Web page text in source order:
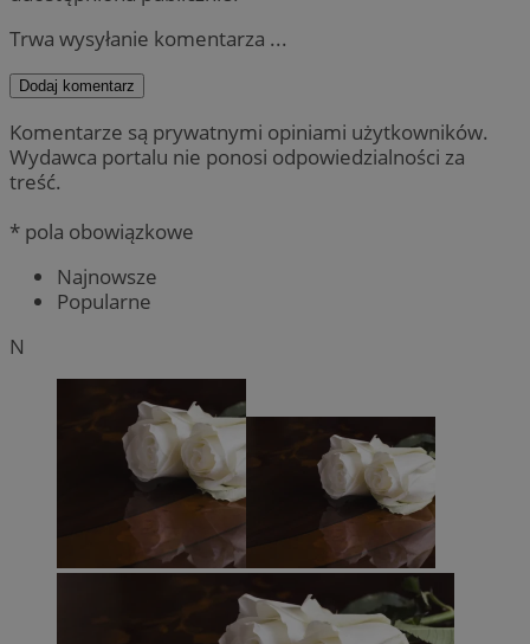
Trwa wysyłanie komentarza ...
Dodaj komentarz
Komentarze są prywatnymi opiniami użytkowników.
Wydawca portalu nie ponosi odpowiedzialności za
treść.
* pola obowiązkowe
Najnowsze
Popularne
N